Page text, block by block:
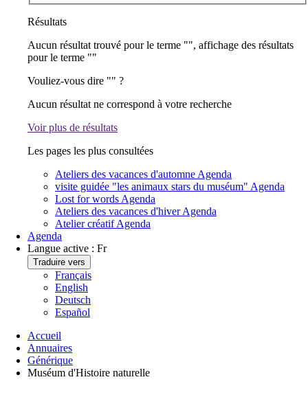
Résultats
Aucun résultat trouvé pour le terme "", affichage des résultats
pour le terme ""
Vouliez-vous dire "" ?
Aucun résultat ne correspond à votre recherche
Voir plus de résultats
Les pages les plus consultées
Ateliers des vacances d'automne Agenda
visite guidée "les animaux stars du muséum" Agenda
Lost for words Agenda
Ateliers des vacances d'hiver Agenda
Atelier créatif Agenda
Agenda
Langue active : Fr
Traduire vers
Français
English
Deutsch
Español
Accueil
Annuaires
Générique
Muséum d'Histoire naturelle